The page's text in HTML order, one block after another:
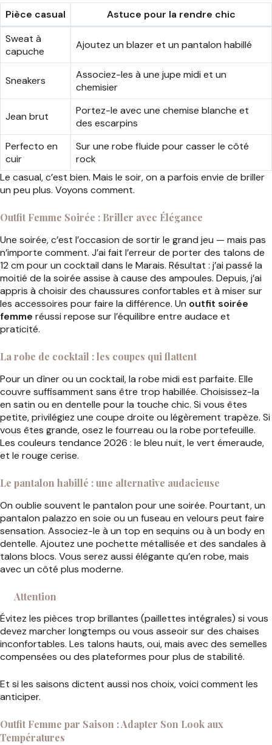
Pièce casual
Astuce pour la rendre chic
Sweat à
capuche
Ajoutez un blazer et un pantalon habillé
Sneakers
Associez-les à une jupe midi et un
chemisier
Jean brut
Portez-le avec une chemise blanche et
des escarpins
Perfecto en
cuir
Sur une robe fluide pour casser le côté
rock
Le casual, c’est bien. Mais le soir, on a parfois envie de briller
un peu plus. Voyons comment.
Outfit Femme Soirée : Briller avec Élégance
Une soirée, c’est l’occasion de sortir le grand jeu — mais pas
n’importe comment. J’ai fait l’erreur de porter des talons de
12 cm pour un cocktail dans le Marais. Résultat : j’ai passé la
moitié de la soirée assise à cause des ampoules. Depuis, j’ai
appris à choisir des chaussures confortables et à miser sur
les accessoires pour faire la différence. Un outfit soirée
femme réussi repose sur l’équilibre entre audace et
praticité.
La robe de cocktail : les coupes qui flattent
Pour un dîner ou un cocktail, la robe midi est parfaite. Elle
couvre suffisamment sans être trop habillée. Choisissez-la
en satin ou en dentelle pour la touche chic. Si vous êtes
petite, privilégiez une coupe droite ou légèrement trapèze. Si
vous êtes grande, osez le fourreau ou la robe portefeuille.
Les couleurs tendance 2026 : le bleu nuit, le vert émeraude,
et le rouge cerise.
Le pantalon habillé : une alternative audacieuse
On oublie souvent le pantalon pour une soirée. Pourtant, un
pantalon palazzo en soie ou un fuseau en velours peut faire
sensation. Associez-le à un top en sequins ou à un body en
dentelle. Ajoutez une pochette métallisée et des sandales à
talons blocs. Vous serez aussi élégante qu’en robe, mais
avec un côté plus moderne.
Attention
Évitez les pièces trop brillantes (paillettes intégrales) si vous
devez marcher longtemps ou vous asseoir sur des chaises
inconfortables. Les talons hauts, oui, mais avec des semelles
compensées ou des plateformes pour plus de stabilité.
Et si les saisons dictent aussi nos choix, voici comment les
anticiper.
Outfit Femme par Saison : Adapter Son Look aux
Températures